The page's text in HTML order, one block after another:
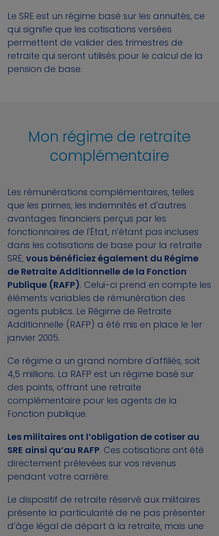
Le SRE est un régime basé sur les annuités, ce
qui signifie que les cotisations versées
permettent de valider des trimestres de
retraite qui seront utilisés pour le calcul de la
pension de base.
Mon régime de retraite
complémentaire
Les rémunérations complémentaires, telles
que les primes, les indemnités et d'autres
avantages financiers perçus par les
fonctionnaires de l'État, n’étant pas incluses
dans les cotisations de base pour la retraite
SRE, vous bénéficiez également du Régime
de Retraite Additionnelle de la Fonction
Publique (RAFP). Celui-ci prend en compte les
éléments variables de rémunération des
agents publics. Le Régime de Retraite
Additionnelle (RAFP) a été mis en place le 1er
janvier 2005.
Ce régime a un grand nombre d'affiliés, soit
4,5 millions. La RAFP est un régime basé sur
des points, offrant une retraite
complémentaire pour les agents de la
Fonction publique.
Les militaires ont l’obligation de cotiser au
SRE ainsi qu’au RAFP. Ces cotisations ont été
directement prélevées sur vos revenus
pendant votre carrière.
Le dispositif de retraite réservé aux militaires
présente la particularité de ne pas présenter
d’âge légal de départ à la retraite, mais une